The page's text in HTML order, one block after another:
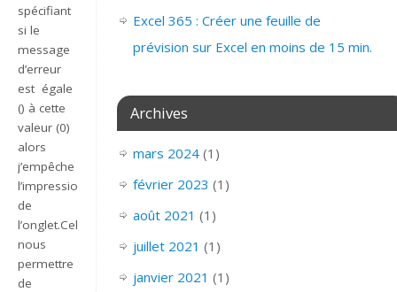
spécifiant
si le
message
d’erreur
est égale
() à cette
valeur (0)
alors
j’empêche
l’impression
de
l’onglet.Cela
nous
permettre
de
Excel 365 : Créer une feuille de
prévision sur Excel en moins de 15 min.
Archives
mars 2024(1)
février 2023 (1)
août 2021 (1)
juillet 2021 (1)
janvier 2021 (1)